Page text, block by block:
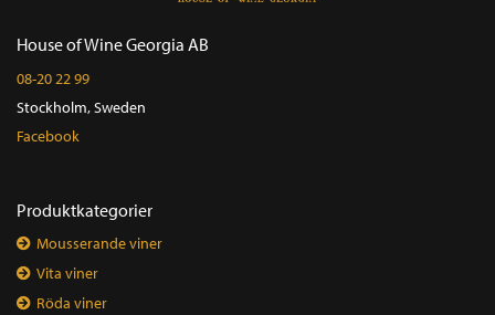
House of Wine Georgia AB
08-20 22 99
Stockholm, Sweden
Facebook
Produktkategorier
Mousserande viner
Vita viner
Röda viner